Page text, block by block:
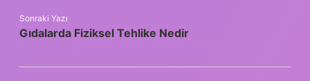
Sonraki Yazı
Gıdalarda Fiziksel Tehlike Nedir